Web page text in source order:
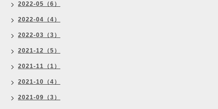
2022-05（6）
2022-04（4）
2022-03（3）
2021-12（5）
2021-11（1）
2021-10（4）
2021-09（3）